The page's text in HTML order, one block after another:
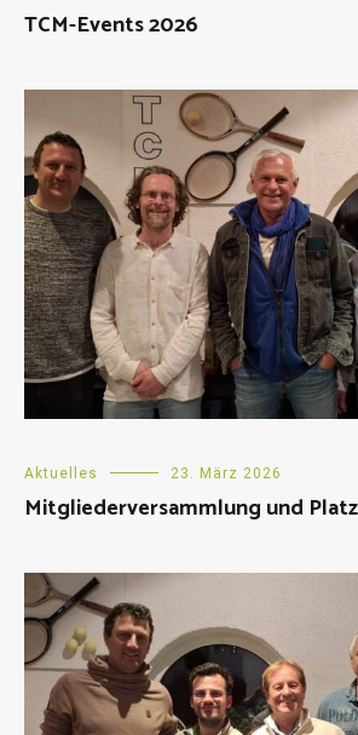
TCM-Events 2026
Aktuelles 23. März 2026
Mitgliederversammlung und